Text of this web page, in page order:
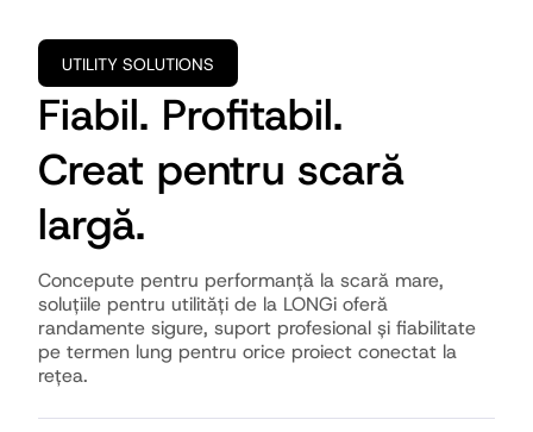
UTILITY SOLUTIONS
Fiabil. Profitabil.
Creat pentru scară
largă.
Concepute pentru performanță la scară mare,
soluțiile pentru utilități de la LONGi oferă
randamente sigure, suport profesional și fiabilitate
pe termen lung pentru orice proiect conectat la
rețea.